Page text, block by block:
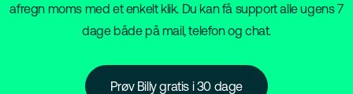
afregn moms med et enkelt klik. Du kan få support alle ugens 7
dage både på mail, telefon og chat.
Prøv Billy gratis i 30 dage